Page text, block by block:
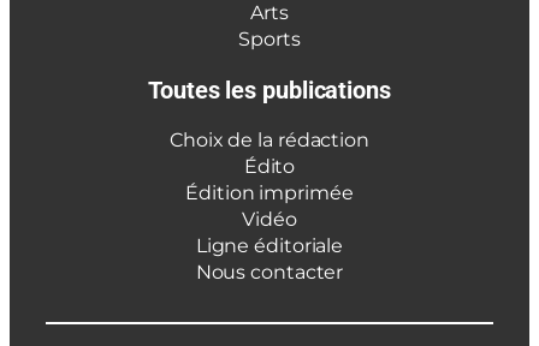
Arts
Sports
Toutes les publications
Choix de la rédaction
Édito
Édition imprimée
Vidéo
Ligne éditoriale
Nous contacter